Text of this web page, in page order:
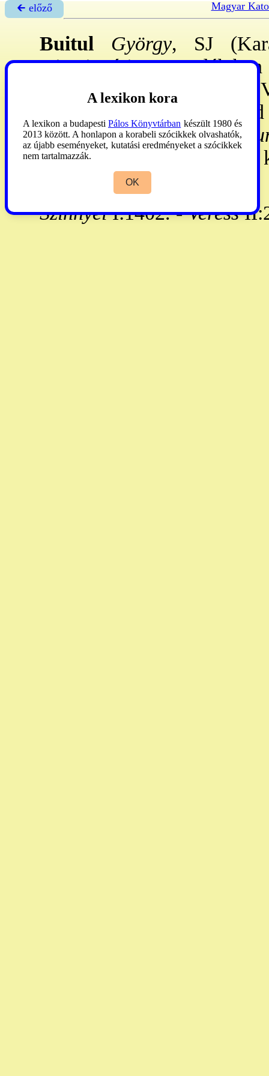
🡰 előző Magyar
Buitul György, SJ
misszionárius. -
lett a CGH növ-e. 1623.
Hazatérve Erdélyben,
Fm: Catechismus szan
Petri Canisii
. (Canisius
SzinnyeiI:1402. -Veress
A lexikon kora
A lexikon a budapesti Pálos Könyvtárban készült 1980 és
2013 között. A honlapon a korabeli szócikkek olvashatók,
az újabb eseményeket, kutatási eredményeket a szócikkek
nem tartalmazzák.
OK